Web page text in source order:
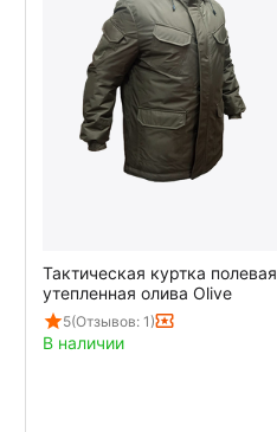
Тактическая куртка полевая
утепленная олива Olive
5(Отзывов: 1)
В наличии